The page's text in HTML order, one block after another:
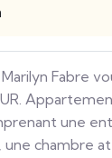
Fabre
une
une chambre